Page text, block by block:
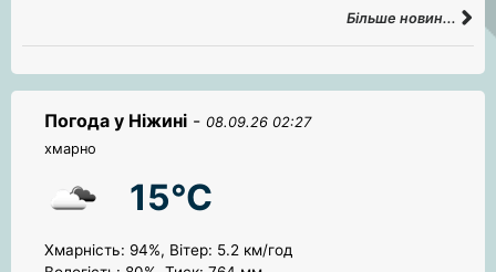
Більше новин...
Погода у Ніжині - 08.09.26 02:27
хмарно
15°C
Хмарність: 94%, Вітер: 5.2 км/год